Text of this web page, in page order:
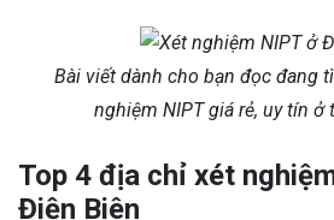
Bài viết dành cho bạn đọc đang
nghiệm NIPT giá rẻ, uy tín ở
Top 4 địa chỉ xét
Điện Biên